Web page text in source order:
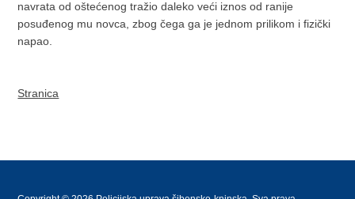
navrata od oštećenog tražio daleko veći iznos od ranije
posuđenog mu novca, zbog čega ga je jednom prilikom i fizički
napao.
Stranica